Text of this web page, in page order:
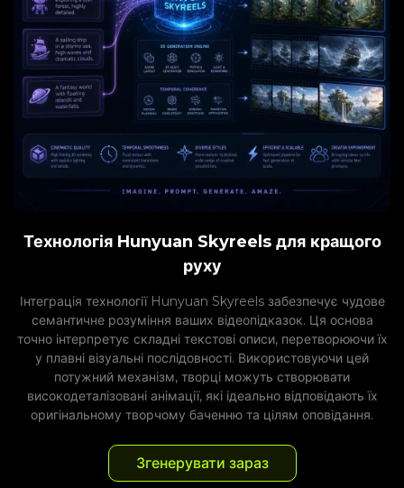
Технологія Hunyuan Skyreels для кращого
руху
Інтеграція технології Hunyuan Skyreels забезпечує чудове
семантичне розуміння ваших відеопідказок. Ця основа
точно інтерпретує складні текстові описи, перетворюючи їх
у плавні візуальні послідовності. Використовуючи цей
потужний механізм, творці можуть створювати
високодеталізовані анімації, які ідеально відповідають їх
оригінальному творчому баченню та цілям оповідання.
Згенерувати зараз